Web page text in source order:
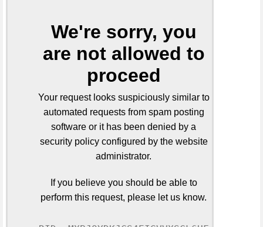
We're sorry, you
are not allowed to
proceed
Your request looks suspiciously similar to
automated requests from spam posting
software or it has been denied by a
security policy configured by the website
administrator.
If you believe you should be able to
perform this request, please let us know.